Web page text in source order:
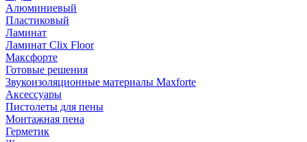
Алюминиевый
Пластиковый
Ламинат
Ламинат Clix Floor
Максфорте
Готовые решения
Звукоизоляционные материалы Maxforte
Аксессуары
Пистолеты для пены
Монтажная пена
Герметик